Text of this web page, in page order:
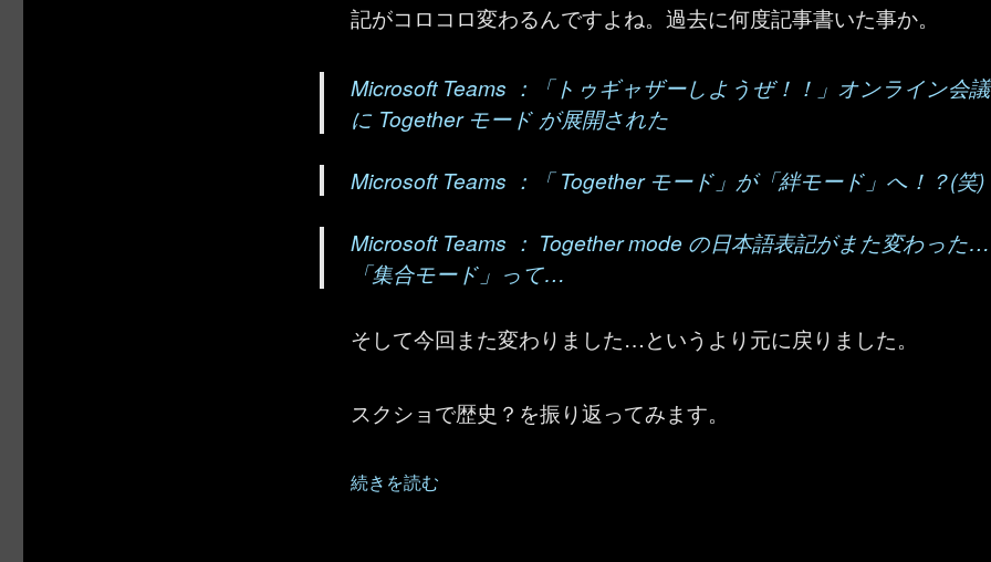
記がコロコロ変わるんですよね。過去に何度記事書いた事か。
Microsoft Teams ：「トゥギャザーしようぜ！！」オンライン会議
に Together モード が展開された
Microsoft Teams ：「 Together モード」が「絆モード」へ！？(笑)
Microsoft Teams ： Together mode の日本語表記がまた変わった…
「集合モード」って…
そして今回また変わりました…というより元に戻りました。
スクショで歴史？を振り返ってみます。
“Microsoft Teams ：Together mode の日本語表記がまた…” の
続きを読む